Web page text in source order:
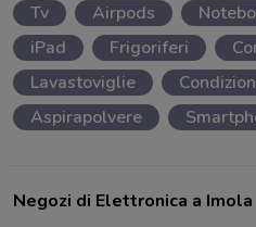
Tv
Airpods
iPad
Frigoriferi
Lavastoviglie
Aspirapolvere
Negozi di Elettronica a Imola